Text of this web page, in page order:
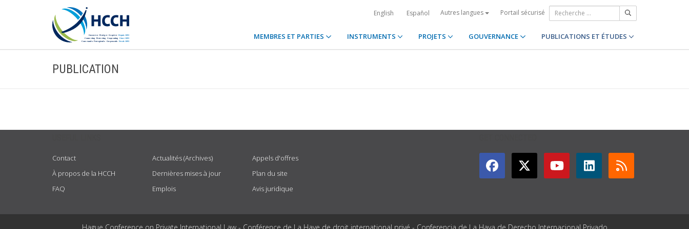
English Español Autres langues Portail sécurisé
MEMBRES ET PARTIES INSTRUMENTS PROJETS GOUVERNANCE PUBLICATIONS ET ÉTUDES
PUBLICATION
Contact
À propos de la HCCH
FAQ
Actualités (Archives)
Dernières mises à jour
Emplois
Appels d'offres
Plan du site
Avis juridique